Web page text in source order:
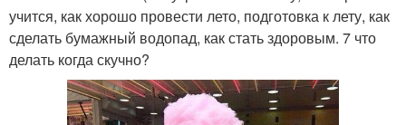
учится, как хорошо провести лето, подготовка к лету, как
сделать бумажный водопад, как стать здоровым. 7 что
делать когда скучно?